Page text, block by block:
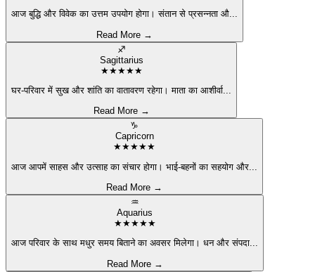
आज बुद्धि और विवेक का उत्तम उपयोग होगा। संतान से प्रसन्नता औ...
Read More →
♐
Sagittarius
★★★★★
घर-परिवार में सुख और शांति का वातावरण रहेगा। माता का आशीर्वा
Read More →
♑
Capricorn
★★★★★
आज आपमें साहस और उत्साह का संचार होगा। भाई-बहनों का सहयोग और
Read More →
♒
Aquarius
★★★★★
आज परिवार के साथ मधुर समय बिताने का अवसर मिलेगा। धन और संपदा...
Read More →